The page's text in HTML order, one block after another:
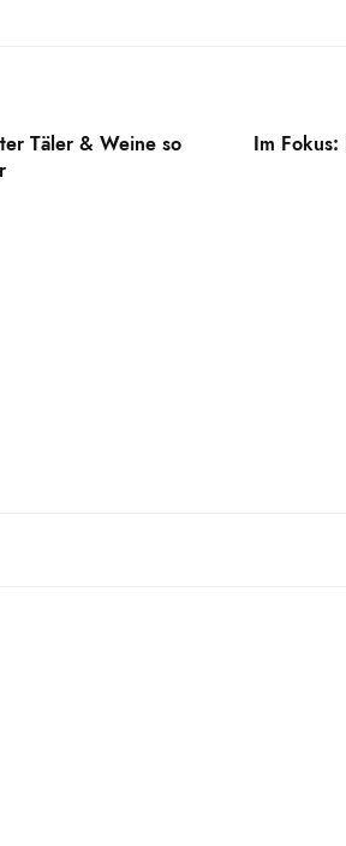
Täler & Weine so
Im